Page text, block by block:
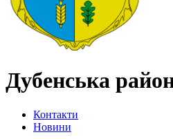
Дубенська
Контакти
Новини